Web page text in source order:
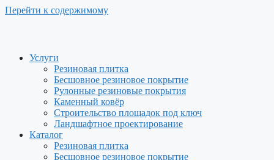
Перейти к содержимому
Услуги
Резиновая плитка
Бесшовное резиновое покрытие
Рулонные резиновые покрытия
Каменный ковёр
Строительство площадок под ключ
Ландшафтное проектирование
Каталог
Резиновая плитка
Бесшовное резиновое покрытие